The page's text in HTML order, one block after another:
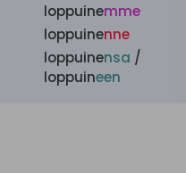
loppuinemme
loppuinenne
loppuinensa /
loppuineen